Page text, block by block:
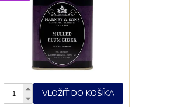
VLOŽIŤ DO KOŠÍKA